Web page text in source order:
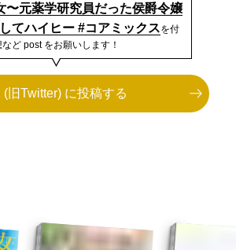
〜元薬学研究員だった侯爵令嬢
てハイヒー #コアミックスを付
ど post をお願いします！
(旧Twitter) に投稿する